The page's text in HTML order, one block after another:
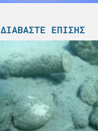
ΔΙΑΒΆΣΤΕ ΕΠΊΣΗΣ